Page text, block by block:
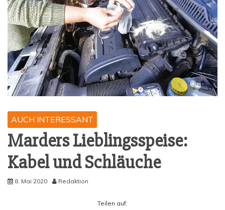
AUCH INTERESSANT
Mar­ders Lieb­lings­spei­se:
Kabel und Schläuche
8. Mai 2020 Redaktion
Tei­len auf: